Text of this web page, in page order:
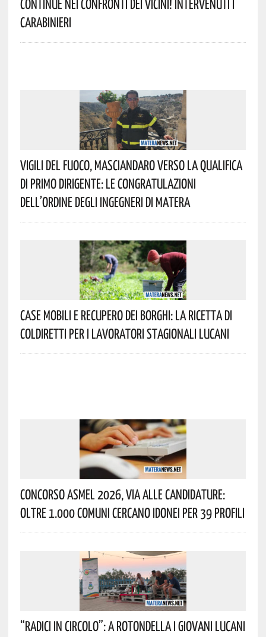
Carabinieri
Vigili Del Fuoco, Masciandaro Verso La Qualifica
Di Primo Dirigente: Le Congratulazioni
Dell’Ordine Degli Ingegneri Di Matera
Case Mobili E Recupero Dei Borghi: La Ricetta Di
Coldiretti Per I Lavoratori Stagionali Lucani
Concorso Asmel 2026, Via Alle Candidature:
Oltre 1.000 Comuni Cercano Idonei Per 39 Profili
“Radici In Circolo”: A Rotondella I Giovani Lucani